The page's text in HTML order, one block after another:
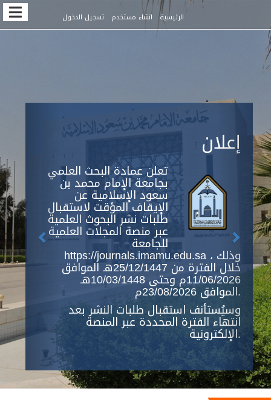
Quick
jump
to
page
content
Navigation
Main
الرئيسية انشاء مستخدم تسجيل الدخول
إعلان
تعلن عمادة البحث العلمي
بجامعة الإمام محمد بن
سعود الإسلامية عن
الإيقاف المؤقت لاستقبال
طلبات نشر البحوث العلمية
عبر منصة المجلات العلمية
للجامعة
https://journals.imamu.edu.sa ، وذلك
خلال الفترة من 25/12/1447هـ الموافق
11/06/2026م وحتى 10/03/1448هـ
الموافق 23/08/2026م.
وسيُستأنف استقبال طلبات النشر بعد
انتهاء الفترة المحددة عبر المنصة
الإلكترونية.
Next